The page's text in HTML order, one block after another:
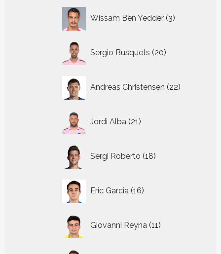
Wissam Ben Yedder 3
producten
Sergio Busquets 20
producten
Andreas Christensen 22
producten
Jordi Alba 21
producten
Sergi Roberto 18
producten
Eric Garcia 16
producten
Giovanni Reyna 11
producten